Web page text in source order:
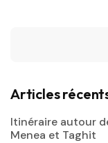
Articles
Itinéraire autour
Menea et Taghit